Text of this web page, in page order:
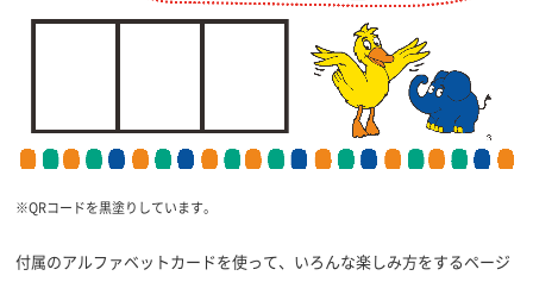
※QRコードを黒塗りしています。
付属のアルファベットカードを使って、いろんな楽しみ方をするページ